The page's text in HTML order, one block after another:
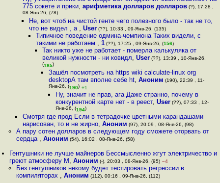
775 сокете и прики, арифметика долларов долларов(?), 17:28 ,
08-Янв-26, (78)
Не, вот чтоб на чистой генте чего полезного было - так не то,
что не видел , а ,User (??), 10:33 , 09-Янв-26, (135)
Типичное поведение одмина-чемпиона Таких видели, с
такими не работаем , 1(??), 17:25 , 09-Янв-26, (156)
Так никто уже не работает - померла калькуляка от
великой нужности - ни ковидл, User(??), 13:39 , 10-Янв-26,
(185)
Зашёл посмотреть на https wiki calculate-linux org
desktopА там вполне себе ht,Аноним (190), 22:39 , 11-
Янв-26, (190) +1
Ну, значит не прав, ага Даже странно, почему в
конкурентной карте нет - в реест, User(??), 07:33 , 12-
Янв-26, (194)
Смотря где прод Если в тетрадочке цветными карандашами
нарисован, то и не жирно, Аноним (97), 20:09 , 08-Янв-26, (98)
А пару сотен долларов в следующем году сможете оторвать от
сердца , Аноним (54), 16:02 , 08-Янв-26, (58)
Гентушники не лучше майнеров Бессмысленно жгут электричество и
греют атмосферу М ,Аноним (-), 20:03 , 08-Янв-26, (95) –4
Без гентушников некому будет тестировать регрессии в
компиляторах , Аноним (112), 00:16 , 09-Янв-26, (112)